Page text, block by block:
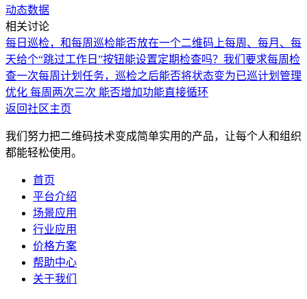
动态数据
相关讨论
每日巡检，和每周巡检能否放在一个二维码上每周、每月、每
天给个“跳过工作日”按钮能设置定期检查吗？我们要求每周检
查一次每周计划任务，巡检之后能否将状态变为已巡计划管理
优化 每周两次三次 能否增加功能直接循环
返回社区主页
我们努力把二维码技术变成简单实用的产品，让每个人和组织
都能轻松使用。
首页
平台介绍
场景应用
行业应用
价格方案
帮助中心
关于我们